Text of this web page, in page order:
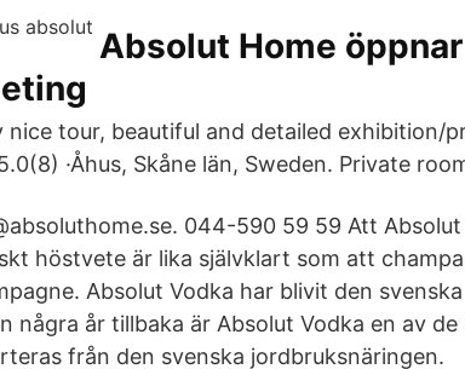
Absolut Home
nice tour, beautiful and detailed exhibition/
·Åhus, Skåne län, Sweden. Private
044-590 59 59 Att
höstvete är lika självklart som att
Absolut Vodka har blivit den
några år tillbaka är Absolut Vodka en av
från den svenska jordbruksnäringen.